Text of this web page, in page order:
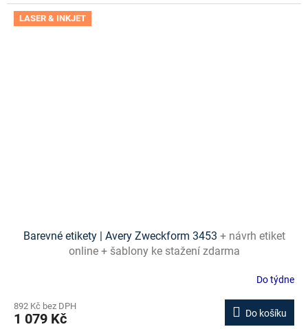
LASER & INKJET
Barevné etikety | Avery Zweckform 3453 + návrh etiket
online + šablony ke stažení zdarma
Do týdne
892 Kč bez DPH
1 079 Kč Do košíku